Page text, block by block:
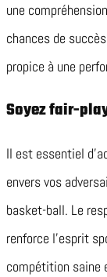
une
chances de
propice à une
Soyez fair-
Il est essentiel
envers vos
basket-ball. Le
renforce l’esprit
compétition saine